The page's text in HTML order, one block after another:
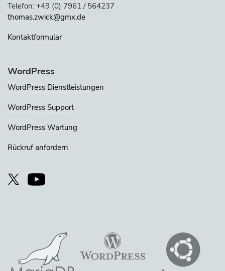
Telefon: +49 (0) 7961 / 564237
thomas.zwick@gmx.de
Kontaktformular
WordPress
WordPress Dienstleistungen
WordPress Support
WordPress Wartung
Rückruf anfordern